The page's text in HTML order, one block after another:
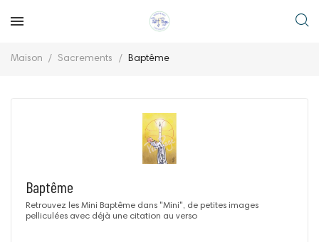
Maison Sacrements Baptême
Baptême
Retrouvez les Mini Baptême dans "Mini", de petites images
pelliculées avec déjà une citation au verso